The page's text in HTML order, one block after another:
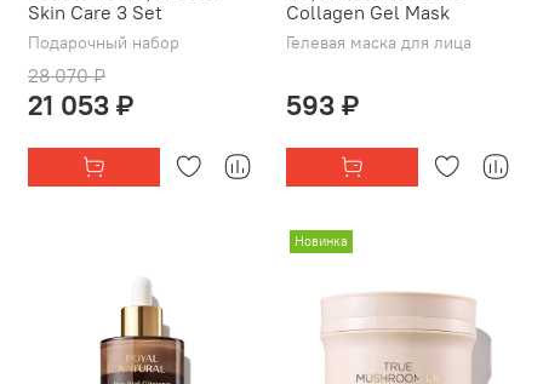
Skin Care 3 Set
Подарочный набор
28 070 ₽
21 053 ₽
Collagen Gel Mask
Гелевая маска для лица
593 ₽
Новинка